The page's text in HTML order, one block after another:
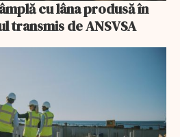
transmis de ANSVSA